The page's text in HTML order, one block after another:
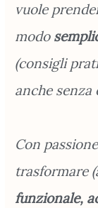
vuole
modo
(consigli
anche senza
Con
trasformare
funzionale,